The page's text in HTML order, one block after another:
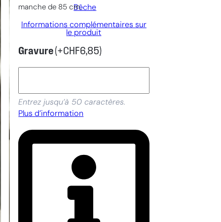
manche de 85 cm.
Informations complémentaires sur
le produit
Gravure(+CHF6,85)
Entrez jusqu’à 50 caractères.
Plus d’information
Bêche